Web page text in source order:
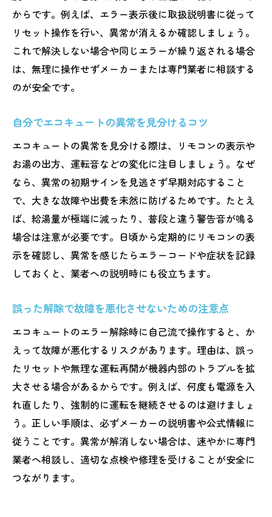
からです。例えば、エラー表示後に取扱説明書に従って
リセット操作を行い、異常が消えるか確認しましょう。
これで解決しない場合や同じエラーが繰り返される場合
は、無理に操作せずメーカーまたは専門業者に相談する
のが安全です。
自分でエコキュートの異常を見分けるコツ
エコキュートの異常を見分ける際は、リモコンの表示や
お湯の出方、運転音などの変化に注目しましょう。なぜ
なら、異常の初期サインを見逃さず早期対応すること
で、大きな故障や出費を未然に防げるためです。たとえ
ば、給湯量が極端に減ったり、普段と違う警告音が鳴る
場合は注意が必要です。日頃から定期的にリモコンの表
示を確認し、異常を感じたらエラーコードや症状を記録
しておくと、業者への説明時にも役立ちます。
誤った解除で故障を悪化させないための注意点
エコキュートのエラー解除時に自己流で操作すると、か
えって故障が悪化するリスクがあります。理由は、誤っ
たリセットや無理な運転再開が機器内部のトラブルを拡
大させる場合があるからです。例えば、何度も電源を入
れ直したり、強制的に運転を継続させるのは避けましょ
う。正しい手順は、必ずメーカーの説明書や公式情報に
従うことです。異常が解消しない場合は、速やかに専門
業者へ相談し、適切な点検や修理を受けることが安全に
つながります。